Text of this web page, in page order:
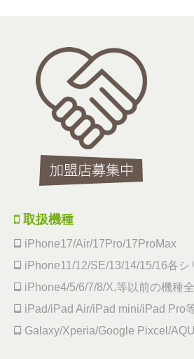
取扱機種
iPhone17/Air/17Pro/17ProMax
iPhone11/12/SE/13/14/15/16各シ
iPhone4/5/6/7/8/X,等以前の機種
iPad/iPad Air/iPad mini/iPad Pro
Galaxy/Xperia/Google Pixcel/